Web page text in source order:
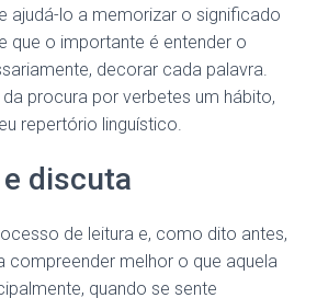
ajudá-lo a memorizar o significado
que o importante é entender o
decorar cada palavra.
procura por verbetes um hábito,
repertório linguístico.
discuta
de leitura e, como dito antes,
compreender melhor o que aquela
quando se sente